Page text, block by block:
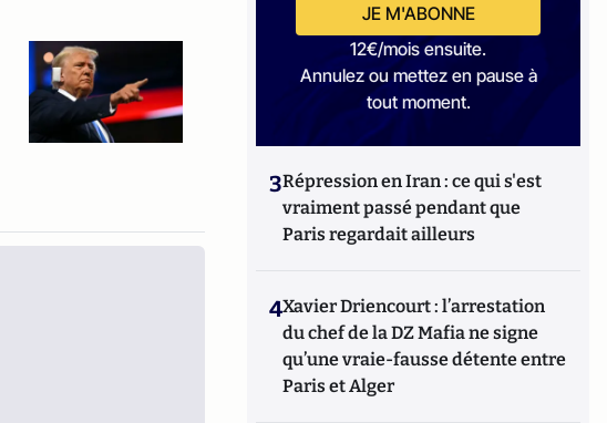
JE M'ABONNE
12€/mois ensuite.
Annulez ou mettez en pause à
tout moment.
3Répression en Iran : ce qui s'est
vraiment passé pendant que
Paris regardait ailleurs
4Xavier Driencourt : l’arrestation
du chef de la DZ Mafia ne signe
qu’une vraie-fausse détente entre
Paris et Alger